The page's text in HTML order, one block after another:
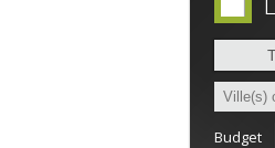
Budget